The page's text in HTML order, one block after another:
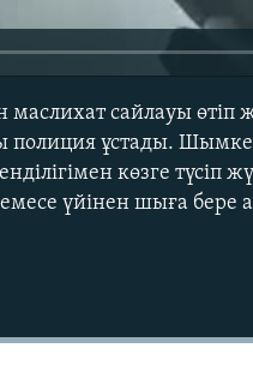
маслихат сайлауы өтіп
полиция ұстады.
көзге
үйінен шыға бере